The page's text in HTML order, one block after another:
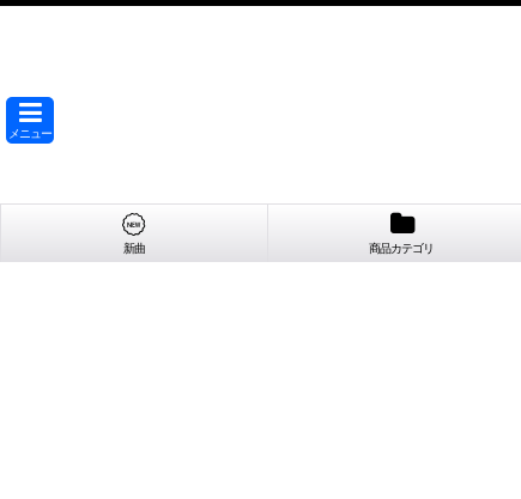
メニュー
新曲 商品カテゴリ